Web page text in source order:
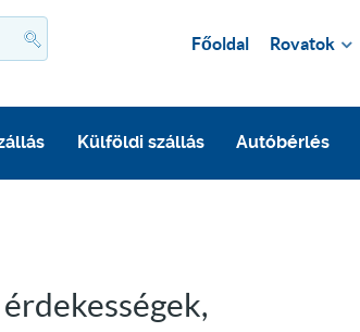
Főoldal Rovatok
Külföldi szállás Autóbérlés